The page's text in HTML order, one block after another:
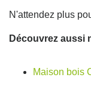
N'attendez plus
Découvrez aussi
Maison bois